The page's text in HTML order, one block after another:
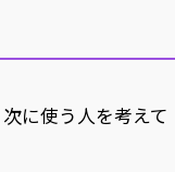
に使う人を考えて